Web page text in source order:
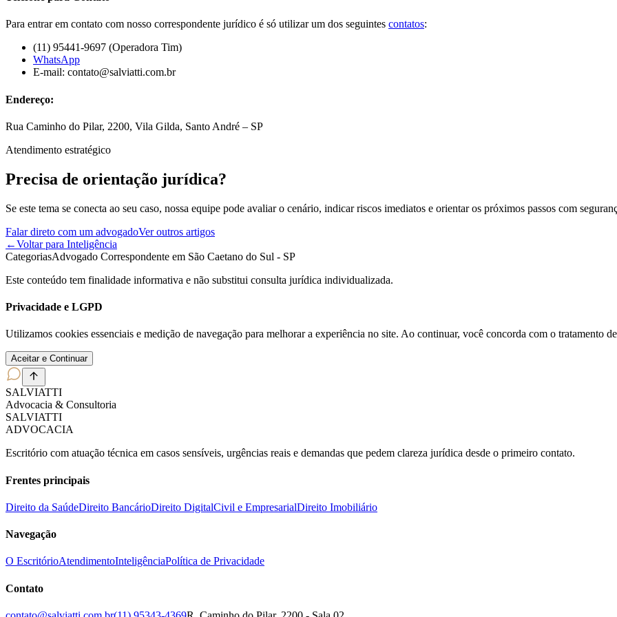
Para entrar em contato com nosso correspondente jurídico é só utilizar um dos seguintes contatos:
(11) 95441-9697 (Operadora Tim)
WhatsApp
E-mail: contato@salviatti.com.br
Endereço:
Rua Caminho do Pilar, 2200, Vila Gilda, Santo André – SP
Atendimento estratégico
Precisa de orientação jurídica?
Se este tema se conecta ao seu caso, nossa equipe pode avaliar o cenário, indicar riscos imediatos e orientar os próximos passos com
Falar direto com um advogadoVer outros artigos
←Voltar para Inteligência
CategoriasAdvogado Correspondente em São Caetano do Sul - SP
Este conteúdo tem finalidade informativa e não substitui consulta jurídica individualizada.
Privacidade e LGPD
Utilizamos cookies essenciais e medição de navegação para melhorar a experiência no site. Ao continuar, você concorda com o tratamento
Aceitar e Continuar
SALVIATTI
Advocacia & Consultoria
SALVIATTI
ADVOCACIA
Escritório com atuação técnica em casos sensíveis, urgências reais e demandas que pedem clareza jurídica desde o primeiro contato.
Frentes principais
Direito da SaúdeDireito BancárioDireito DigitalCivil e EmpresarialDireito Imobiliário
Navegação
O EscritórioAtendimentoInteligênciaPolítica de Privacidade
Contato